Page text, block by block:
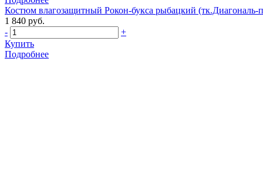
Костюм влагозащитный Рокон-букса рыбацкий (тк.Диагональ-
1 840 руб.
-
+
Купить
Подробнее